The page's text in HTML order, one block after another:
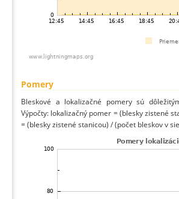
Pomery
Bleskové a lokalizačné pomery sú
Výpočty: lokalizačný pomer = (blesky zistené
= (blesky zistené stanicou) / (počet bleskov v